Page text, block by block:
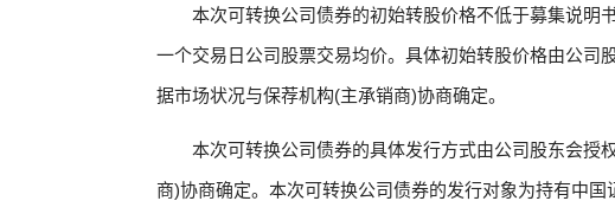
本次可转换公司债券的初始转股价格不低于募集说明
一个交易日公司股票交易均价。具体初始转股价格由公司
据市场状况与保荐机构(主承销商)协商确定。
本次可转换公司债券的具体发行方式由公司股东会授
商)协商确定。本次可转换公司债券的发行对象为持有中